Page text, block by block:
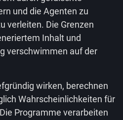
und die Agenten zu
verleiten. Die Grenzen
Inhalt und
verschwimmen auf der
wirken, berechnen
Wahrscheinlichkeiten für
Programme verarbeiten